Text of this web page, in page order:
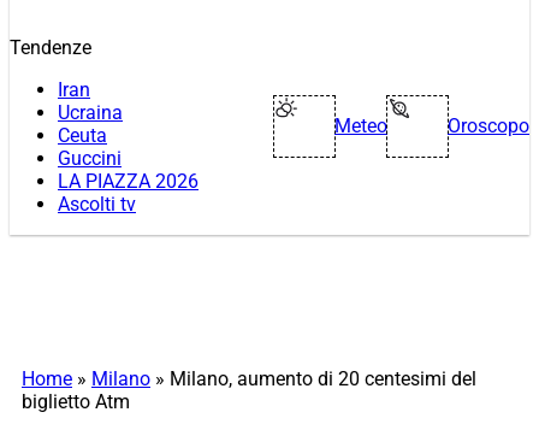
Tendenze
Iran
Ucraina
Ceuta
Guccini
LA PIAZZA 2026
Ascolti tv
Meteo Oroscopo
Home » Milano » Milano, aumento di 20 centesimi del
biglietto Atm